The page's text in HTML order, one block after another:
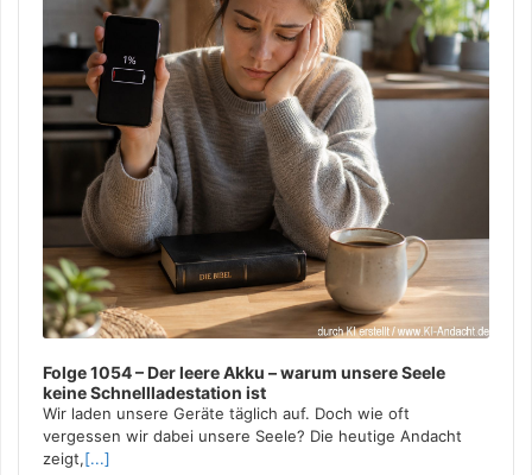
Folge 1054 – Der leere Akku – warum unsere Seele
keine Schnellladestation ist
Wir laden unsere Geräte täglich auf. Doch wie oft
vergessen wir dabei unsere Seele? Die heutige Andacht
zeigt,[...]